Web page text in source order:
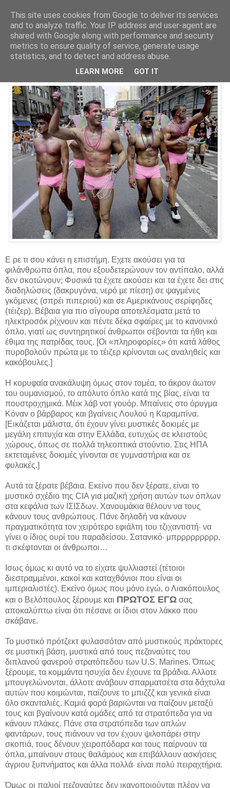
Parakato.gr
Να γιατί δεν τους ψεκάζουν
Ε ρε τι σου κάνει η επιστήμη. Εχετε ακούσει για τα
φιλάνθρωπα όπλα, που εξουδετερώνουν τον αντίπαλο, αλλά
δεν σκοτώνουν; Φυσικά τα έχετε ακούσει και τα έχετε δει στις
διαδηλώσεις (δακρυγόνα, νερό με πίεση) σε ψαγμένες
γκόμενες (σπρέι πιπεριού) και σε Αμερικάνους σερίφηδες
(τέιζερ). Βέβαια για πιο σίγουρα αποτελέσματα μετά το
ηλεκτροσόκ ρίχνουν και πέντε δέκα σφαίρες με το κανονικό
όπλο, γιατί ως συντηρητικοί άνθρωποι σέβονται τα ήθη και
έθιμα της πατρίδας τους. [Οι «πληροφορίες» ότι κατά λάθος
πυροβολούν πρώτα με το τέιζερ κρίνονται ως αναληθείς και
κακόβουλες.]
Η κορυφαία ανακάλυψη όμως στον τομέα, το άκρον άωτον
του ουμανισμού, το απόλυτο όπλο κατά της βίας, είναι τα
πουστροχημικά. Μέικ λάβ νοτ γουόρ. Μπαίνεις στο όρυγμα
Κόναν ο βάρβαρος και βγαίνεις Λουλού η Καραμπίνα.
[Εικάζεται μάλιστα, ότι έχουν γίνει μυστικές δοκιμές με
μεγάλη επιτυχία και στην Ελλάδα, ευτυχώς σε κλειστούς
χώρους, όπως σε πολλά τηλεοπτικά στούντιο. Στις ΗΠΑ
εκτεταμένες δοκιμές γίνονται σε γυμναστήρια και σε
φυλακές.]
Αυτά τα ξέρατε βέβαια. Εκείνο που δεν ξέρατε, είναι το
μυστικό σχέδιο της CIA για μαζική χρήση αυτών των όπλων
στα κεφάλια των ΙΣΙΣδων. Χανουμάκια θέλουν να τους
κάνουν τους ανθρώπους. Πάνε δηλαδή να κάνουν
πραγματικότητα τον χειρότερο εφιάλτη του τζιχαντιστή· να
γίνει ο ίδιος ουρί του παραδείσου. Σατανικό· μπρρρρρρρρρ,
τι σκέφτονται οι άνθρωποι…
Ισως όμως κι αυτό να το είχατε ψυλλιαστεί (τέτοιοι
διεστραμμένοι, κακοί και καταχθόνιοι που είναι οι
ιμπεριαλιστές). Εκείνο όμως που μόνο εγώ, ο Λιακόπουλος
και ο Βελόπουλος ξέρουμε και ΠΡΩΤΟΣ ΕΓΩ σας
αποκαλύπτω είναι ότι πέσανε οι ίδιοι στον λάκκο που
σκάβανε.
Το μυστικό πρότζεκτ φυλασσόταν από μυστικούς πράκτορες
σε μυστική βάση, μυστικά από τους πεζοναύτες του
διπλανού φανερού στρατόπεδου των U.S. Marines. Όπως
ξέρουμε, τα κομμάντα ησυχία δεν έχουνε τα βράδια. Αλλοτε
μπουγελώνονται, άλλοτε ανάβουν σπαρματσέτα στα δάχτυλα
αυτών που κοιμώνται, παίζουνε το μπιζζζ και γενικά είναι
όλο σκανταλιές. Καμιά φορά βαριώνται να παίζουν μεταξύ
τους και βγαίνουν κατά ομάδες από τα στρατόπεδα για να
κάνουν πλάκες. Πάνε στα στρατόπεδα των απλών
φαντάρων, τους πιάνουν να τον έχουν ψιλοπάρει στην
σκοπιά, τους δένουν χειροπόδαρα και τους παίρνουν τα
όπλα, μπαίνουν στους θαλάμους και επιβάλλουν ασκήσεις
άγριου ξυπνήματος και άλλα πολλά· είναι πολύ πειραχτήρια.
Όμως οι παλιοί πεζοναύτες δεν ικανοποιούνται πλέον να
This site uses cookies from Google to deliver its services
and to analyze traffic. Your IP address and user-agent are
shared with Google along with performance and security
metrics to ensure quality of service, generate usage
statistics, and to detect and address abuse.
LEARN MORE GOT IT